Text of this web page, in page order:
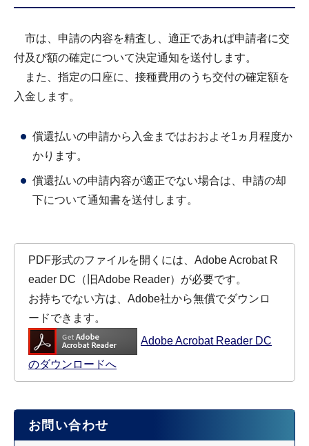
市は、申請の内容を精査し、適正であれば申請者に交
付及び額の確定について決定通知を送付します。
また、指定の口座に、接種費用のうち交付の確定額を
入金します。
償還払いの申請から入金まではおおよそ1ヵ月程度か
かります。
償還払いの申請内容が適正でない場合は、申請の却
下について通知書を送付します。
PDF形式のファイルを開くには、Adobe Acrobat R
eader DC（旧Adobe Reader）が必要です。
お持ちでない方は、Adobe社から無償でダウンロ
ードできます。
Adobe Acrobat Reader DC
のダウンロードへ
お問い合わせ